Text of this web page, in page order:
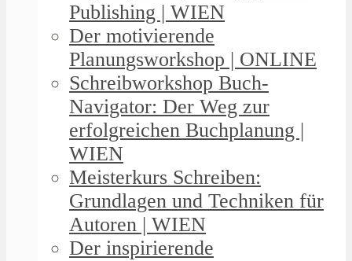
Publishing | WIEN
Der motivierende
Planungsworkshop | ONLINE
Schreibworkshop Buch-
Navigator: Der Weg zur
erfolgreichen Buchplanung |
WIEN
Meisterkurs Schreiben:
Grundlagen und Techniken für
Autoren | WIEN
Der inspirierende